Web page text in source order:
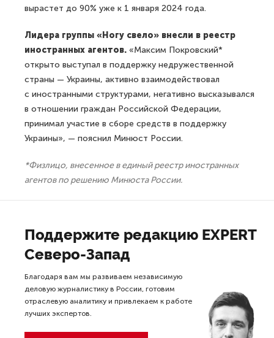
вырастет до 90% уже к 1 января 2024 года.
Лидера группы «Ногу свело» внесли в реестр
иностранных агентов. «Максим Покровский*
открыто выступал в поддержку недружественной
страны — Украины, активно взаимодействовал
с иностранными структурами, негативно высказывался
в отношении граждан Российской Федерации,
принимал участие в сборе средств в поддержку
Украины», — пояснил Минюст России.
*Физлицо, внесенное в единый реестр иностранных
агентов по решению Минюста России.
Поддержите редакцию EXPERT
Северо-Запад
Благодаря вам мы развиваем независимую
деловую журналистику в России, готовим
отраслевую аналитику и привлекаем к работе
лучших экспертов.